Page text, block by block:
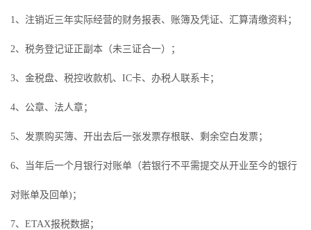
1、注销近三年实际经营的财务报表、账簿及凭证、汇算清缴资料；
2、税务登记证正副本（未三证合一）；
3、金税盘、税控收款机、IC卡、办税人联系卡；
4、公章、法人章；
5、发票购买簿、开出去后一张发票存根联、剩余空白发票；
6、当年后一个月银行对账单（若银行不平需提交从开业至今的银行
对账单及回单)；
7、ETAX报税数据；